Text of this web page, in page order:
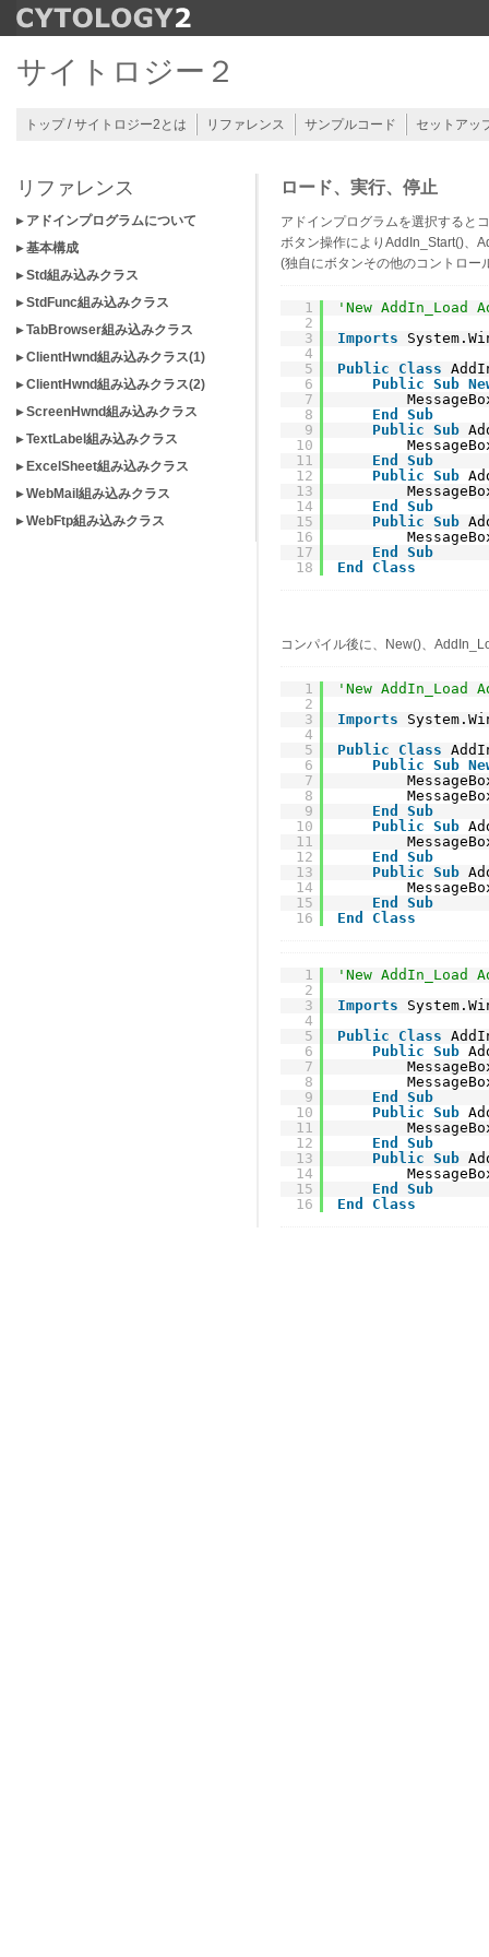
サイトロジー２
トップ / サイトロジー2とは リファレンス サンプルコード セットアッ
リファレンス
▸ アドインプログラムについて
▸ 基本構成
▸ Std組み込みクラス
▸ StdFunc組み込みクラス
▸ TabBrowser組み込みクラス
▸ ClientHwnd組み込みクラス(1)
▸ ClientHwnd組み込みクラス(2)
▸ ScreenHwnd組み込みクラス
▸ TextLabel組み込みクラス
▸ ExcelSheet組み込みクラス
▸ WebMail組み込みクラス
▸ WebFtp組み込みクラス
ロード、実行、停止
アドインプログラムを選択すると
ボタン操作によりAddIn_Start()、
(独自にボタンその他のコントロー
1
2
3
4
5
6
7
8
9
10
11
12
13
14
15
16
17
18
'New AddIn_Load
Imports
Public
Class
Public Sub
End
Sub
Public Sub
End
Sub
Public Sub
End
Sub
Public Sub
End
Sub
End
Class
コンパイル後に、New()、
1
2
3
4
5
6
7
8
9
10
11
12
13
14
15
16
'New AddIn_Load
Imports
Public
Class
Public Sub
End
Sub
Public Sub
End
Sub
Public Sub
End
Sub
End
Class
1
2
3
4
5
6
7
8
9
10
11
12
13
14
15
16
'New AddIn_Load
Imports
Public
Class
Public Sub
End
Sub
Public Sub
End
Sub
Public Sub
End
Sub
End
Class